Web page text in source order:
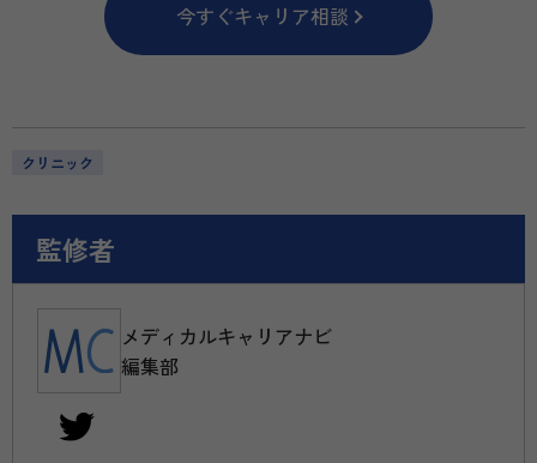
今すぐキャリア相談
クリニック
監修者
メディカルキャリアナビ
編集部